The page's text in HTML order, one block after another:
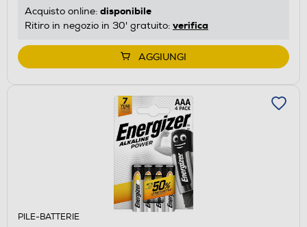
Acquisto online: disponibile
Ritiro in negozio in 30' gratuito: verifica
AGGIUNGI
PILE-BATTERIE